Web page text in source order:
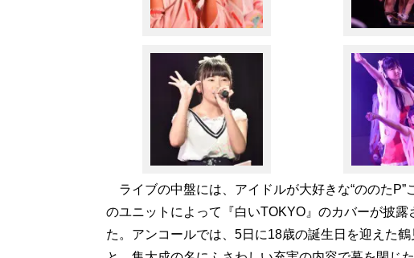
ライブの中盤には、アイドルが大好きな“ののた
のユニットによって『白いTOKYO』のカバーが披
た。アンコールでは、5日に18歳の誕生日を迎えた